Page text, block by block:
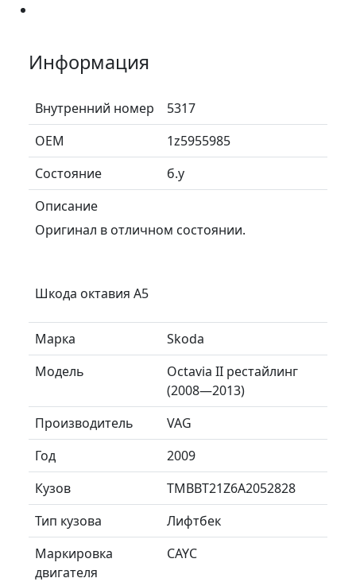
Информация
Внутренний номер
5317
ОЕМ
1z5955985
Состояние
б.у
Описание
Оригинал в отличном состоянии.
Шкода октавия А5
Марка
Skoda
Модель
Octavia II рестайлинг
(2008—2013)
Производитель
VAG
Год
2009
Кузов
TMBBT21Z6A2052828
Тип кузова
Лифтбек
Маркировка
двигателя
CAYC